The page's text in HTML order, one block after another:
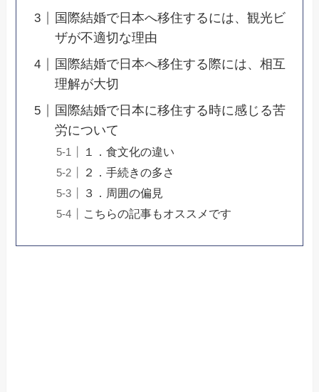
国際結婚で日本へ移住するには、観光ビ
ザが不適切な理由
国際結婚で日本へ移住する際には、相互
理解が大切
国際結婚で日本に移住する時に感じる苦
労について
１．食文化の違い
２．手続きの多さ
３．周囲の偏見
こちらの記事もオススメです